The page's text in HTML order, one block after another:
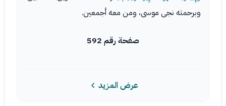
وبرحمته نجى موسى، ومن معه أجمعين.
صفحة رقم 592
عرض المزيد